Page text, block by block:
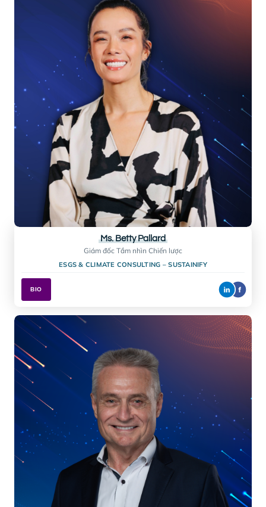
Trưởng Bộ môn Khách sạn và Du lịch
BIO